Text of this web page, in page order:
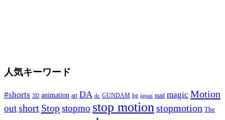
人気キーワード
#shorts 3D animation art DA dc GUNDAM hg japan mad magic Motion
outshort Stopstopmo stop motionstopmotion The